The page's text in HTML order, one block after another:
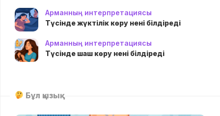
Арманның интерпретациясы
Түсінде жүктілік көру нені білдіреді
Арманның интерпретациясы
Түсінде шаш көру нені білдіреді
Бұл қызық